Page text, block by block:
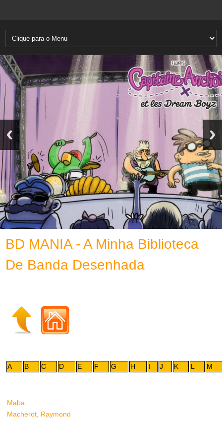
BD MANIA - A Minha Biblioteca
De Banda Desenhada
A B C D E F G H I J K L M
Maba
Macherot, Raymond